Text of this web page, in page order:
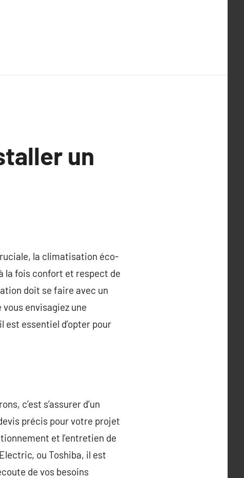
un
la climatisation éco-
la fois confort et respect de
doit se faire avec un
envisagiez une
essentiel d’opter pour
c’est s’assurer d’un
précis pour votre projet
et l’entretien de
ou Toshiba, il est
de vos besoins